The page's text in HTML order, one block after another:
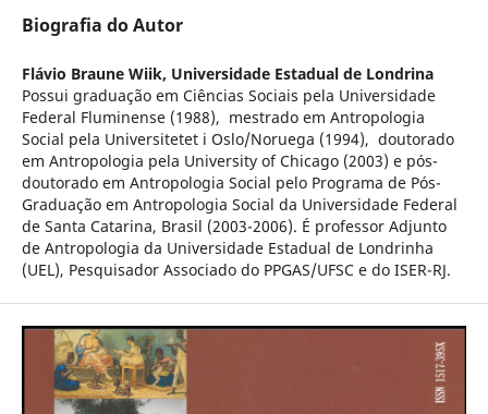
Biografia do Autor
Flávio Braune Wiik, Universidade Estadual de Londrina
Possui graduação em Ciências Sociais pela Universidade
Federal Fluminense (1988), mestrado em Antropologia
Social pela Universitetet i Oslo/Noruega (1994), doutorado
em Antropologia pela University of Chicago (2003) e pós-
doutorado em Antropologia Social pelo Programa de Pós-
Graduação em Antropologia Social da Universidade Federal
de Santa Catarina, Brasil (2003-2006). É professor Adjunto
de Antropologia da Universidade Estadual de Londrinha
(UEL), Pesquisador Associado do PPGAS/UFSC e do ISER-RJ.